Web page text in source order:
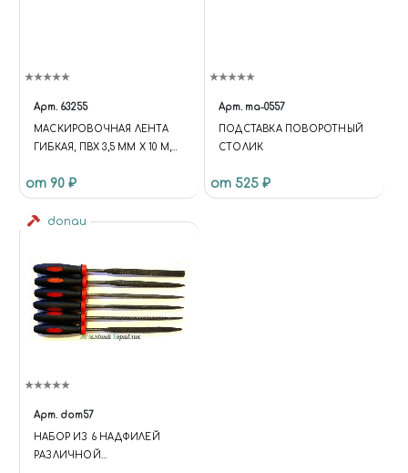
Арт. 63255
МАСКИРОВОЧНАЯ ЛЕНТА
ГИБКАЯ, ПВХ 3,5 ММ Х 10 М,
от 90 ₽
Арт. ma-0557
ПОДСТАВКА ПОВОРОТНЫЙ
СТОЛИК
от 525 ₽
donau
Арт. dom57
НАБОР ИЗ 6 НАДФИЛЕЙ
РАЗЛИЧНОЙ